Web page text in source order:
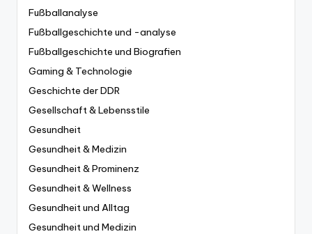
Fußballanalyse
Fußballgeschichte und -analyse
Fußballgeschichte und Biografien
Gaming & Technologie
Geschichte der DDR
Gesellschaft & Lebensstile
Gesundheit
Gesundheit & Medizin
Gesundheit & Prominenz
Gesundheit & Wellness
Gesundheit und Alltag
Gesundheit und Medizin